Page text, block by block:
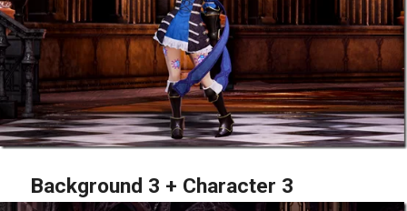
Background 3 + Character 3